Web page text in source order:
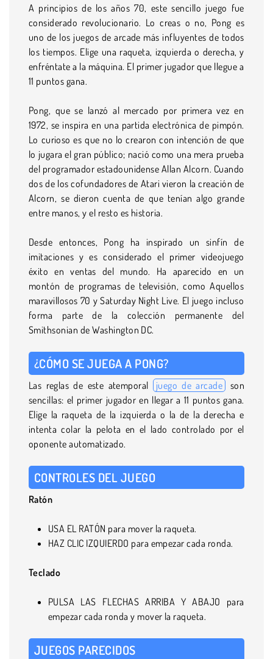
A principios de los años 70, este sencillo juego fue
considerado revolucionario. Lo creas o no, Pong es
uno de los juegos de arcade más influyentes de todos
los tiempos. Elige una raqueta, izquierda o derecha, y
enfréntate a la máquina. El primer jugador que llegue a
11 puntos gana.
Pong, que se lanzó al mercado por primera vez en
1972, se inspira en una partida electrónica de pimpón.
Lo curioso es que no lo crearon con intención de que
lo jugara el gran público; nació como una mera prueba
del programador estadounidense Allan Alcorn. Cuando
dos de los cofundadores de Atari vieron la creación de
Alcorn, se dieron cuenta de que tenían algo grande
entre manos, y el resto es historia.
Desde entonces, Pong ha inspirado un sinfín de
imitaciones y es considerado el primer videojuego
éxito en ventas del mundo. Ha aparecido en un
montón de programas de televisión, como Aquellos
maravillosos 70 y Saturday Night Live. El juego incluso
forma parte de la colección permanente del
Smithsonian de Washington DC.
¿CÓMO SE JUEGA A PONG?
Las reglas de este atemporal juego de arcade
son
sencillas: el primer jugador en llegar a 11 puntos gana.
Elige la raqueta de la izquierda o la de la derecha e
intenta colar la pelota en el lado controlado por el
oponente automatizado.
CONTROLES DEL JUEGO
Ratón
USA EL RATÓN para mover la raqueta.
HAZ CLIC IZQUIERDO para empezar cada ronda.
Teclado
PULSA LAS FLECHAS ARRIBA Y ABAJO para
empezar cada ronda y mover la raqueta.
JUEGOS PARECIDOS